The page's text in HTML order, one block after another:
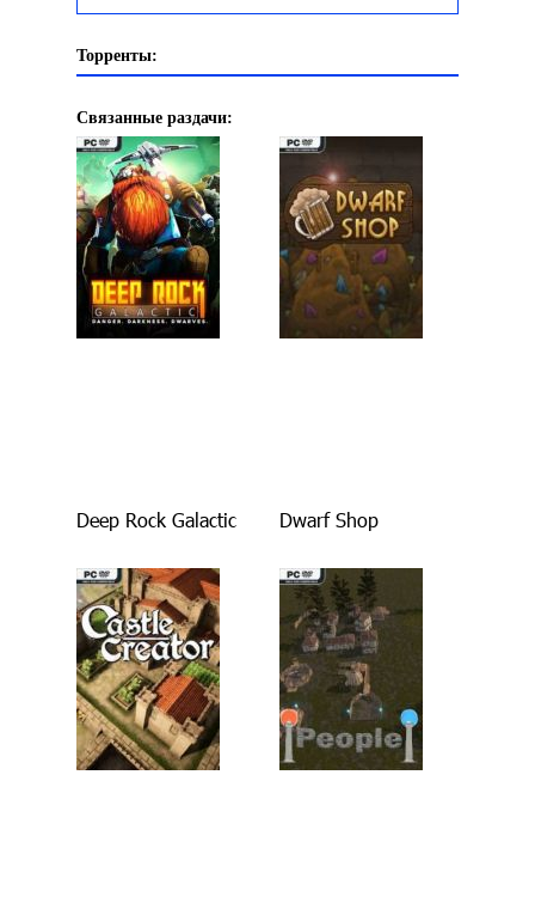
Торренты:
Связанные раздачи:
Deep Rock Galactic Dwarf Shop